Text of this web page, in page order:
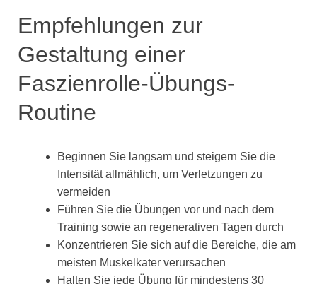
Empfehlungen zur
Gestaltung einer
Faszienrolle-Übungs-
Routine
Beginnen Sie langsam und steigern Sie die
Intensität allmählich, um Verletzungen zu
vermeiden
Führen Sie die Übungen vor und nach dem
Training sowie an regenerativen Tagen durch
Konzentrieren Sie sich auf die Bereiche, die am
meisten Muskelkater verursachen
Halten Sie jede Übung für mindestens 30